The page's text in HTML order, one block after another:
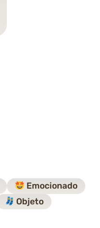
Emocionado
Objeto